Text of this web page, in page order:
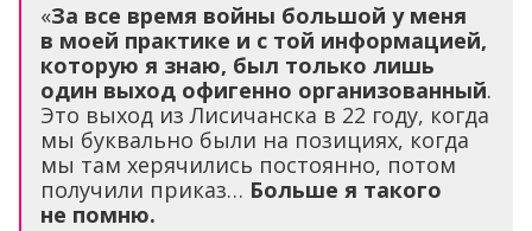
«За все время войны большой у меня
в моей практике и с той информацией,
которую я знаю, был только лишь
один выход офигенно организованный.
Это выход из Лисичанска в 22 году, когда
мы буквально были на позициях, когда
мы там херячились постоянно, потом
получили приказ… Больше я такого
не помню.